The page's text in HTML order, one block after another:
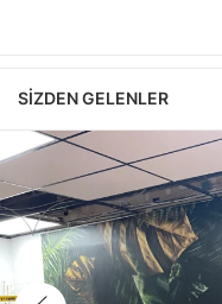
SIZDEN GELENLER